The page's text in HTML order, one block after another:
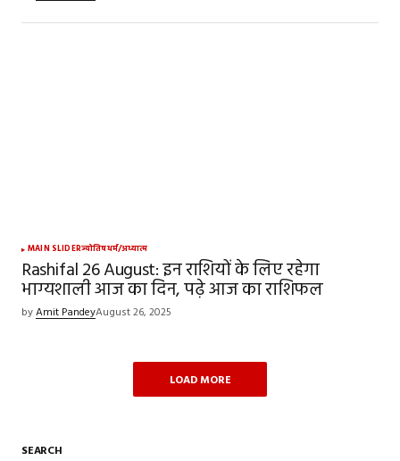
MAIN SLIDERज्योतिषधर्म/अध्यात्म
Rashifal 26 August: इन राशियों के लिए रहेगा
भाग्यशाली आज का दिन, पढ़े आज का राशिफल
byAmit PandeyAugust 26, 2025
LOAD MORE
SEARCH